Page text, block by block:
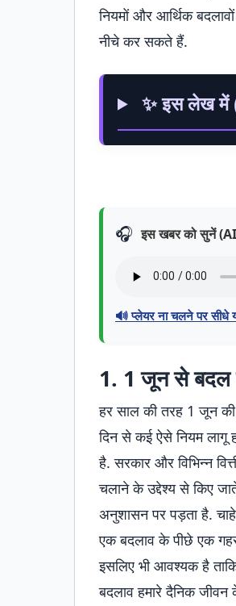
नियमों और आर्थिक
नीचे कर सकते हैं.
✨ इस लेख में
🎧 इस खबर को सुनें
🔊 प्लेयर ना चलने पर सीधे
1. 1 जून से बदल
हर साल की तरह 1 जून
दिन से कई ऐसे नियम लागू
है. सरकार और विभिन्न
चलाने के उद्देश्य से किए
अनुशासन पर पड़ता है.
एक बदलाव के पीछे एक
इसलिए भी आवश्यक है
बदलाव हमारे दैनिक